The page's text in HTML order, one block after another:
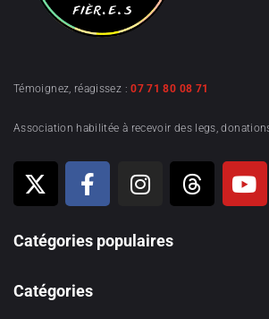
Témoignez, réagissez :07 71 80 08 71
Association habilitée à recevoir des legs,
Catégories populaires
Catégories